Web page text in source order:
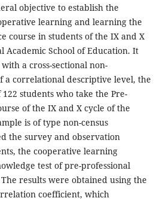
objective to establish the
learning and learning the
course in students of the IX and X
Academic School of Education. It
a cross-sectional non-
a correlational descriptive level, the
students who take the Pre-
of the IX and X cycle of the
is of type non-census
the survey and observation
the cooperative learning
test of pre-professional
results were obtained using the
coefficient, which